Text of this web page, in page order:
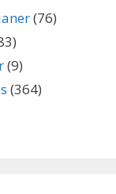
(76)
(9)
(364)